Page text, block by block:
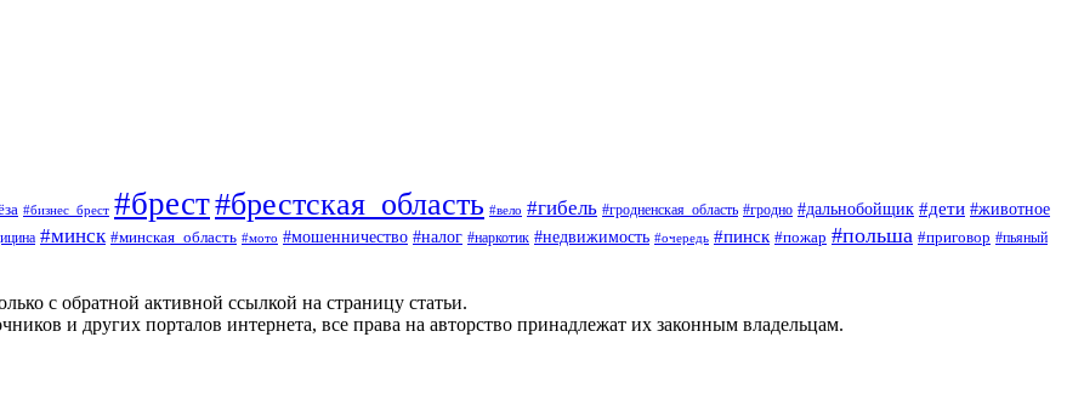
#бизнес_брест #брест#брестская_область #вело #гибель #гродненская_область #гродно #дальнобойщик #дети #животное
#минск #минская_область #мото #мошенничество #налог #наркотик #недвижимость #очередь #пинск #пожар #польша #приговор #пьяный
с обратной активной ссылкой на страницу статьи.
и других порталов интернета, все права на авторство принадлежат их законным владельцам.